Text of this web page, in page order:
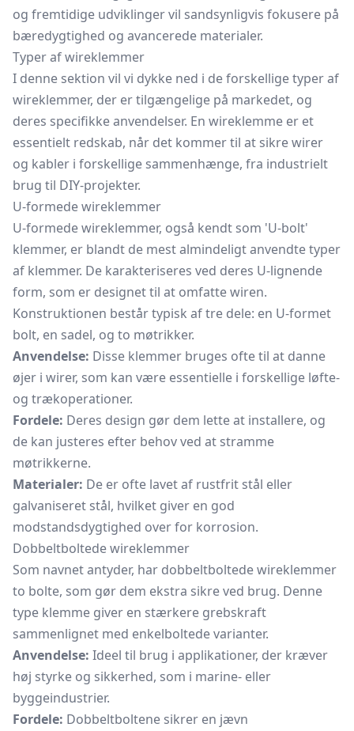
og fremtidige udviklinger vil sandsynligvis fokusere på
bæredygtighed og avancerede materialer.
Typer af wireklemmer
I denne sektion vil vi dykke ned i de forskellige typer af
wireklemmer, der er tilgængelige på markedet, og
deres specifikke anvendelser. En wireklemme er et
essentielt redskab, når det kommer til at sikre wirer
og kabler i forskellige sammenhænge, fra industrielt
brug til DIY-projekter.
U-formede wireklemmer
U-formede wireklemmer, også kendt som 'U-bolt'
klemmer, er blandt de mest almindeligt anvendte typer
af klemmer. De karakteriseres ved deres U-lignende
form, som er designet til at omfatte wiren.
Konstruktionen består typisk af tre dele: en U-formet
bolt, en sadel, og to møtrikker.
Anvendelse: Disse klemmer bruges ofte til at danne
øjer i wirer, som kan være essentielle i forskellige løfte-
og trækoperationer.
Fordele: Deres design gør dem lette at installere, og
de kan justeres efter behov ved at stramme
møtrikkerne.
Materialer: De er ofte lavet af rustfrit stål eller
galvaniseret stål, hvilket giver en god
modstandsdygtighed over for korrosion.
Dobbeltboltede wireklemmer
Som navnet antyder, har dobbeltboltede wireklemmer
to bolte, som gør dem ekstra sikre ved brug. Denne
type klemme giver en stærkere grebskraft
sammenlignet med enkelboltede varianter.
Anvendelse: Ideel til brug i applikationer, der kræver
høj styrke og sikkerhed, som i marine- eller
byggeindustrier.
Fordele: Dobbeltboltene sikrer en jævn